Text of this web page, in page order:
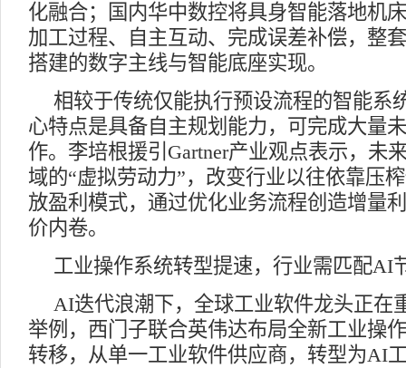
化融合；国内华中数控将具身智能落地机
加工过程、自主互动、完成误差补偿，整
搭建的数字主线与智能底座实现。
相较于传统仅能执行预设流程的智能系
心特点是具备自主规划能力，可完成大量
作。李培根援引Gartner产业观点表示，未
域的“虚拟劳动力”，改变行业以往依靠压
放盈利模式，通过优化业务流程创造增量
价内卷。
工业操作系统转型提速，行业需匹配AI
AI迭代浪潮下，全球工业软件龙头正在
举例，西门子联合英伟达布局全新工业操
转移，从单一工业软件供应商，转型为AI